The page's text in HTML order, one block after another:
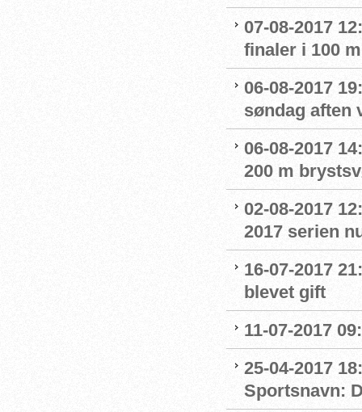
07-08-2017
finaler i 100
06-08-2017
søndag aften
06-08-2017
200 m
02-08-2017
2017 serien
16-07-2017
blevet gift
11-07-2017
25-04-2017
Sportsnavn: